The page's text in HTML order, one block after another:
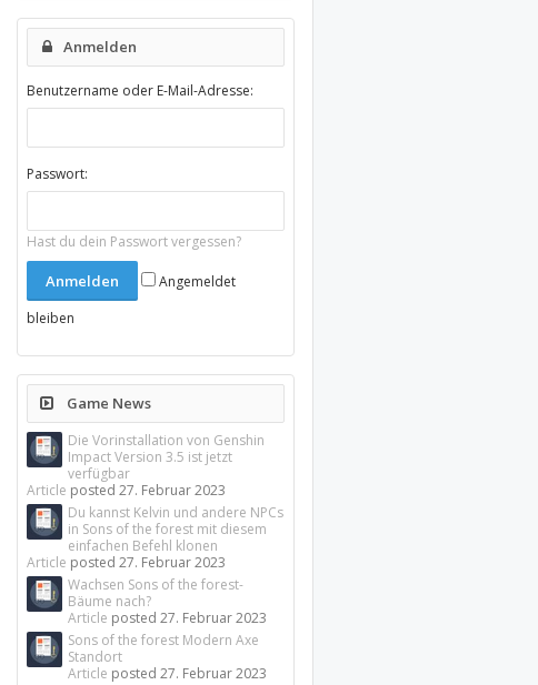
Anmelden
Benutzername oder E-Mail-Adresse:
Passwort:
Hast du dein Passwort vergessen?
Angemeldet
bleiben
Game News
Die Vorinstallation von Genshin
Impact Version 3.5 ist jetzt
verfügbar
Article posted27. Februar 2023
Du kannst Kelvin und andere NPCs
in Sons of the forest mit diesem
einfachen Befehl klonen
Article posted27. Februar 2023
Wachsen Sons of the forest-
Bäume nach?
Article posted27. Februar 2023
Sons of the forest Modern Axe
Standort
Article posted27. Februar 2023